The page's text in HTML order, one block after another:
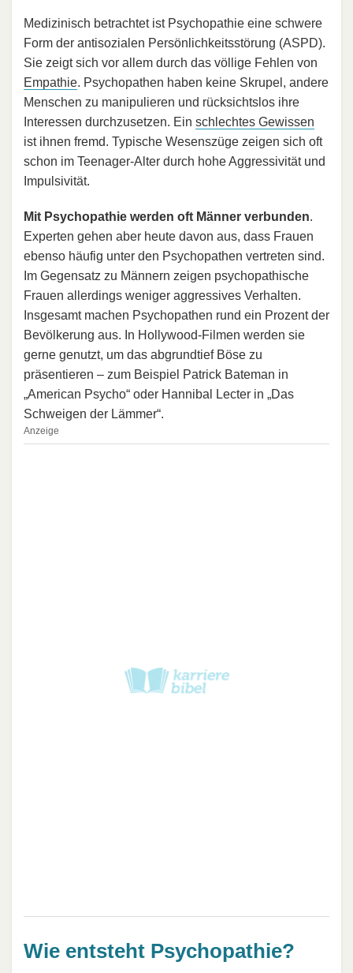
Medizinisch betrachtet ist Psychopathie eine schwere
Form der antisozialen Persönlichkeitsstörung (ASPD).
Sie zeigt sich vor allem durch das völlige Fehlen von
Empathie. Psychopathen haben keine Skrupel, andere
Menschen zu manipulieren und rücksichtslos ihre
Interessen durchzusetzen. Ein schlechtes Gewissen
ist ihnen fremd. Typische Wesenszüge zeigen sich oft
schon im Teenager-Alter durch hohe Aggressivität und
Impulsivität.
Mit Psychopathie werden oft Männer verbunden.
Experten gehen aber heute davon aus, dass Frauen
ebenso häufig unter den Psychopathen vertreten sind.
Im Gegensatz zu Männern zeigen psychopathische
Frauen allerdings weniger aggressives Verhalten.
Insgesamt machen Psychopathen rund ein Prozent der
Bevölkerung aus. In Hollywood-Filmen werden sie
gerne genutzt, um das abgrundtief Böse zu
präsentieren – zum Beispiel Patrick Bateman in
„American Psycho“ oder Hannibal Lecter in „Das
Schweigen der Lämmer“.
Anzeige
Wie entsteht Psychopathie?